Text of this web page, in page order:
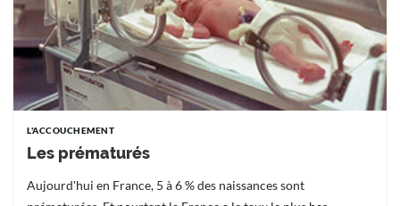
L'ACCOUCHEMENT
Les prématurés
Aujourd'hui en France, 5 à 6 % des naissances sont